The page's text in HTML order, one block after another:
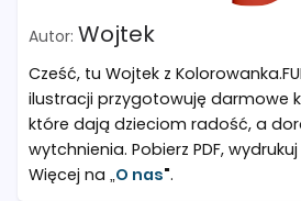
Wojtek
Cześć, tu Wojtek z
ilustracji przygotowuję darmowe
które dają dzieciom radość, a
wytchnienia. Pobierz PDF,
Więcej na „O nas".